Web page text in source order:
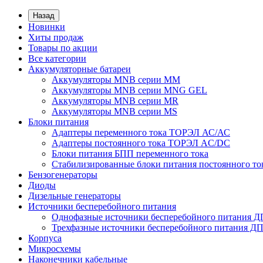
Назад
Новинки
Хиты продаж
Товары по акции
Все категории
Аккумуляторные батареи
Аккумуляторы MNB серии MM
Аккумуляторы MNB серии MNG GEL
Аккумуляторы MNB серии MR
Аккумуляторы MNB серии MS
Блоки питания
Адаптеры переменного тока ТОРЭЛ АС/АС
Адаптеры постоянного тока ТОРЭЛ AC/DC
Блоки питания БПП переменного тока
Стабилизированные блоки питания постоянного
Бензогенераторы
Диоды
Дизельные генераторы
Источники бесперебойного питания
Однофазные источники бесперебойного питания
Трехфазные источники бесперебойного питания
Корпуса
Микросхемы
Наконечники кабельные